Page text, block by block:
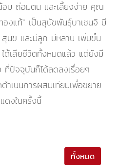
ม ถ่อมตน และเลี้ยงง่าย คุณ
แท้” เป็นสุนัขพันธุ์บาเซนจิ มี
นัข และมีลูก มีหลาน เพิ่มขึ้น
เสียชีวิตทั้งหมดแล้ว แต่ยังมี
ปัจจุบันก็ได้ลดลงเรื่อยๆ
ำเนินการผสมเทียมเพื่อขยาย
งในครั้งนี้
ทั้งหมด